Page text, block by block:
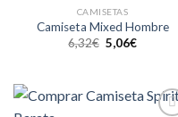
lista de
deseos
CAMISETAS
Camiseta Mixed Hombre
6,32€ 5,06€